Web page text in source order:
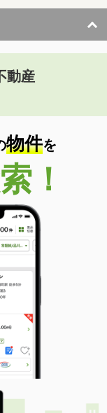
動産
物件を
！